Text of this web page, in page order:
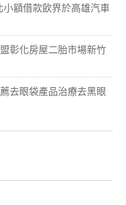
額借款飲界於高雄汽車
彰化房屋二胎市場新竹
去眼袋產品治療去黑眼